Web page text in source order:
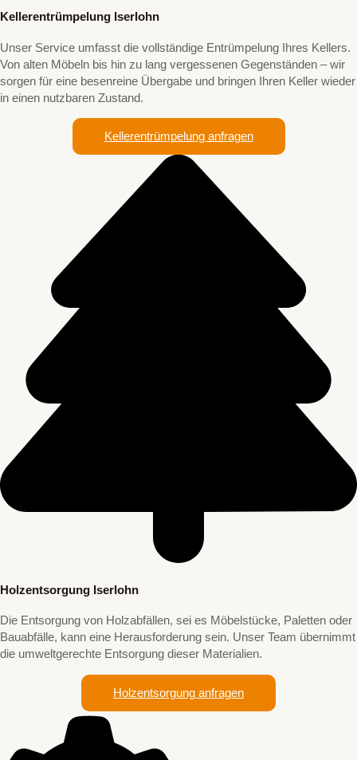
Kellerentrümpelung Iserlohn
Unser Service umfasst die vollständige Entrümpelung Ihres Kellers.
Von alten Möbeln bis hin zu lang vergessenen Gegenständen – wir
sorgen für eine besenreine Übergabe und bringen Ihren Keller wieder
in einen nutzbaren Zustand.
Kellerentrümpelung anfragen
Holzentsorgung Iserlohn
Die Entsorgung von Holzabfällen, sei es Möbelstücke, Paletten oder
Bauabfälle, kann eine Herausforderung sein. Unser Team übernimmt
die umweltgerechte Entsorgung dieser Materialien.
Holzentsorgung anfragen